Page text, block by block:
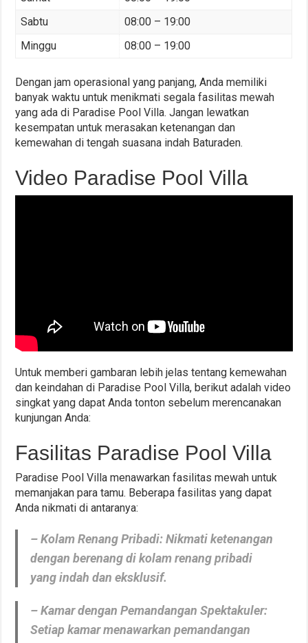
Sabtu
08:00 – 19:00
Minggu
08:00 – 19:00
Dengan jam operasional yang panjang, Anda memiliki
banyak waktu untuk menikmati segala fasilitas mewah
yang ada di Paradise Pool Villa. Jangan lewatkan
kesempatan untuk merasakan ketenangan dan
kemewahan di tengah suasana indah Baturaden.
Video Paradise Pool Villa
Untuk memberi gambaran lebih jelas tentang kemewahan
dan keindahan di Paradise Pool Villa, berikut adalah video
singkat yang dapat Anda tonton sebelum merencanakan
kunjungan Anda:
Fasilitas Paradise Pool Villa
Paradise Pool Villa menawarkan fasilitas mewah untuk
memanjakan para tamu. Beberapa fasilitas yang dapat
Anda nikmati di antaranya:
– Kolam Renang Pribadi: Nikmati ketenangan
dengan berenang di kolam renang pribadi
yang indah dan eksklusif.
– Kamar dengan Pemandangan Spektakuler:
Setiap kamar menawarkan pemandangan